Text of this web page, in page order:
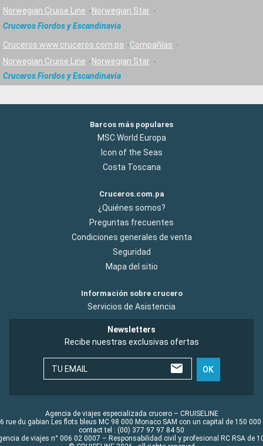
Norwegian Cruise Line
Norwegian Star
Cruceros Fiordos y Escandinavia
Cruceros www.cruceros.com.pa
Compañías
Norwegian Cruise Line
Norwegian Star
Cruceros Fiordos y Escandinavia
Barcos más populares
MSC World Europa
Icon of the Seas
Costa Toscana
Cruceros.com.pa
¿Quiénes somos?
Preguntas frecuentes
Condiciones generales de venta
Seguridad
Mapa del sitio
Información sobre crucero
Servicios de Asistencia
Newsletters
Recibe nuestras exclusivas ofertas
TU EMAIL OK
Agencia de viajes especializada crucero – CRUISELINE
rue du gabian Les flots bleus MC 98 000 Monaco SAM con un capital de 150 000
contact tel : (00) 377 97 97 84 50
de viajes n° 006 02 0007 – Responsabilidad civil y profesional RC RSA de